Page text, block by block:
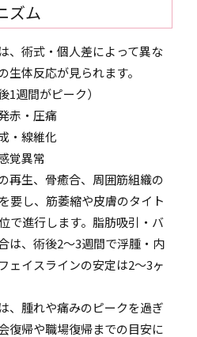
ズム
、術式・個人差によって異な
生体反応が見られます。
1週間がピーク）
赤・圧痛
・線維化
覚異常
再生、骨癒合、周囲筋組織の
要し、筋萎縮や皮膚のタイト
で進行します。脂肪吸引・バ
は、術後2～3週間で浮腫・内
ェイスラインの安定は2～3ヶ
、腫れや痛みのピークを過ぎ
復帰や職場復帰までの目安に